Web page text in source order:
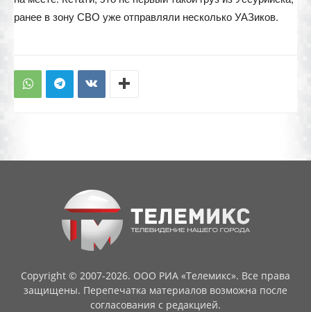
ранее в зону СВО уже отправляли несколько УАЗиков.
Copyright © 2007-2026. ООО РИА «Телемикс». Все права
защищены. Перепечатка материалов возможна после
согласования с редакцией.